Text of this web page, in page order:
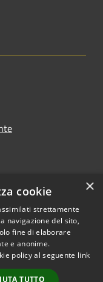
© 2026 • Comune di
• Powered by
• Accesso
×
cookie
strettamente
navigazione del sito,
fine di elaborare
e anonime.
policy al seguente link
TUTTO